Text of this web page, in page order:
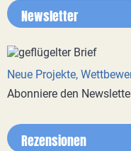
Newsletter
Neue Projekte,
Abonniere den
Rezensionen